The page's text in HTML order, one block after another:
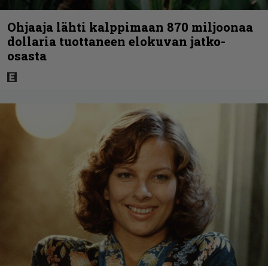
Ohjaaja lähti kalppimaan 870 miljoonaa
dollaria tuottaneen elokuvan jatko-
osasta